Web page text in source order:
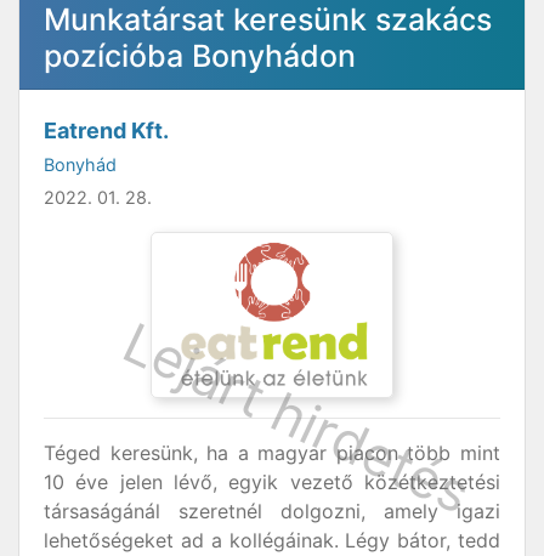
Munkatársat keresünk szakács
pozícióba Bonyhádon
Eatrend Kft.
Bonyhád
2022. 01. 28.
Téged keresünk, ha a magyar piacon több mint
10 éve jelen lévő, egyik vezető közétkeztetési
társaságánál szeretnél dolgozni, amely igazi
lehetőségeket ad a kollégáinak. Légy bátor, tedd